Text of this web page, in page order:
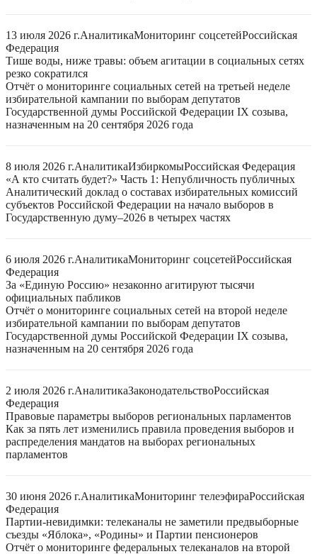
13 июля 2026 г.АналитикаМониторинг соцсетейРоссийская
Федерация
Тише воды, ниже травы: объем агитации в социальных сетях
резко сократился
Отчёт о мониторинге социальных сетей на третьей неделе
избирательной кампании по выборам депутатов
Государственной думы Российской Федерации IX созыва,
назначенным на 20 сентября 2026 года
8 июля 2026 г.АналитикаИзбиркомыРоссийская Федерация
«А кто считать будет?» Часть 1: Непубличность публичных
Аналитический доклад о составах избирательных комиссий
субъектов Российской Федерации на начало выборов в
Государственную думу–2026 в четырех частях
6 июля 2026 г.АналитикаМониторинг соцсетейРоссийская
Федерация
За «Единую Россию» незаконно агитируют тысячи
официальных пабликов
Отчёт о мониторинге социальных сетей на второй неделе
избирательной кампании по выборам депутатов
Государственной думы Российской Федерации IX созыва,
назначенным на 20 сентября 2026 года
2 июля 2026 г.АналитикаЗаконодательствоРоссийская
Федерация
Правовые параметры выборов региональных парламентов
Как за пять лет изменились правила проведения выборов и
распределения мандатов на выборах региональных
парламентов
30 июня 2026 г.АналитикаМониторинг телеэфираРоссийская
Федерация
Партии-невидимки: телеканалы не заметили предвыборные
съезды «Яблока», «Родины» и Партии пенсионеров
Отчёт о мониторинге федеральных телеканалов на второй